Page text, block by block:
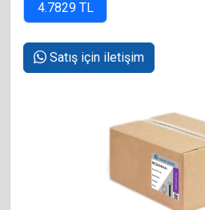
Satış için iletişim